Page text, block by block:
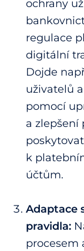
ochrany
regulace
digitální
Dojde
uživatelů
pomocí
a zlepšení
k
účtům.
Adaptace
pravidla:
procesem